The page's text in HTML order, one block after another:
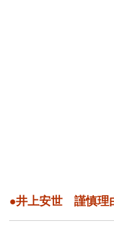
●井上安世 謹慎理